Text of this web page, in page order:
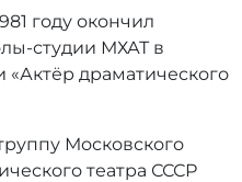
году окончил
студии МХАТ в
драматического
Московского
театра СССР